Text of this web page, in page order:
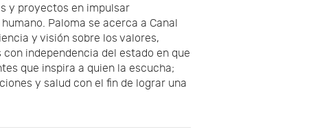
y proyectos en impulsar
Paloma se acerca a Canal
y visión sobre los valores,
independencia del estado en que
que inspira a quien la escucha;
y salud con el fin de lograr una